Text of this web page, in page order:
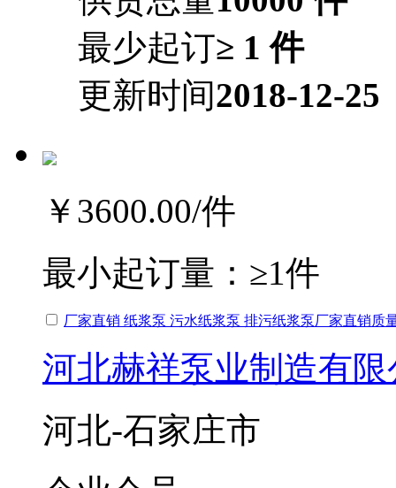
最少起订≥ 1 件
更新时间2018-12-25
￥3600.00/件
最小起订量： ≥1件
厂家直销 纸浆泵 污水纸浆泵 排污纸浆泵厂家直销质
河北赫祥泵业制造有限
河北-石家庄市